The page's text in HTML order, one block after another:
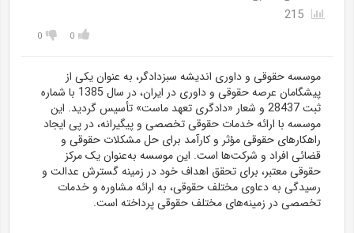
0
0
موسسه حقوقی و داوری اندیشه سبزدادگر، به عنوان یکی از
پیشگامان عرصه حقوقی و داوری در ایران، در سال 1385 با شماره
ثبت 28437 و شعار «دادگری تعهد ماست» تأسیس گردید. این
موسسه با ارائه خدمات حقوقی تخصصی و پیگیرانه، در پی ایجاد
راهکارهای حقوقی مؤثر و کارآمد برای حل مشکلات حقوقی و
قضائی افراد و شرکت‌ها است. این موسسه به‌عنوان یک مرکز
حقوقی معتبر، برای تحقق اهداف خود در زمینه گسترش عدالت و
رسیدگی به دعاوی مختلف حقوقی، به ارائه مشاوره و خدمات
تخصصی در زمینه‌های مختلف حقوقی پرداخته است.